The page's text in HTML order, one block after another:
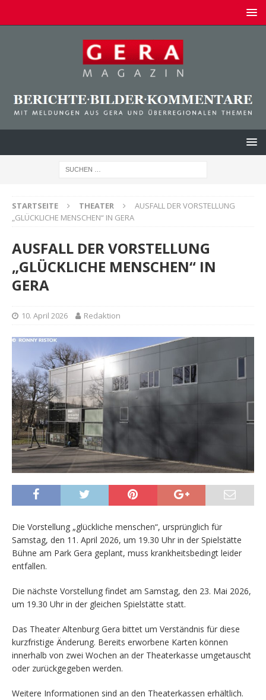
STARTSEITE THEATER
AUSFALL DER VORSTELLUNG
„GLÜCKLICHE MENSCHEN“ IN GERA
AUSFALL DER VORSTELLUNG
„GLÜCKLICHE MENSCHEN“ IN
GERA
10. April 2026 Redaktion
Die Vorstellung „glückliche menschen“, ursprünglich für
Samstag, den 11. April 2026, um 19.30 Uhr in der Spielstätte
Bühne am Park Gera geplant, muss krankheitsbedingt leider
entfallen.
Die nächste Vorstellung findet am Samstag, den 23. Mai 2026,
um 19.30 Uhr in der gleichen Spielstätte statt.
Das Theater Altenburg Gera bittet um Verständnis für diese
kurzfristige Änderung. Bereits erworbene Karten können
innerhalb von zwei Wochen an der Theaterkasse umgetauscht
oder zurückgegeben werden.
Weitere Informationen sind an den Theaterkassen erhältlich.